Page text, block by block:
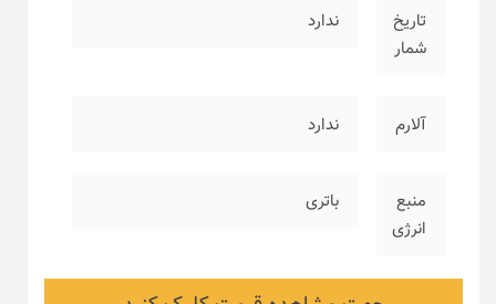
تاریخ
شمار
ندارد
آلارم ندارد
منبع
انرژی
باتری